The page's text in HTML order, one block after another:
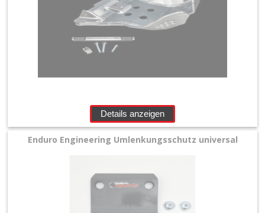
Details anzeigen
Enduro Engineering Umlenkungsschutz universal